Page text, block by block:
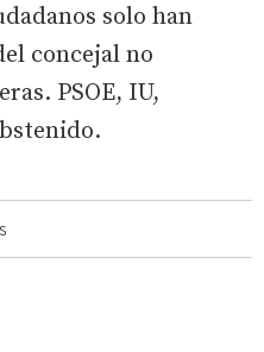
solo han
concejal no
PSOE, IU,